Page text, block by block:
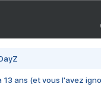
13 ans (et vous l'avez